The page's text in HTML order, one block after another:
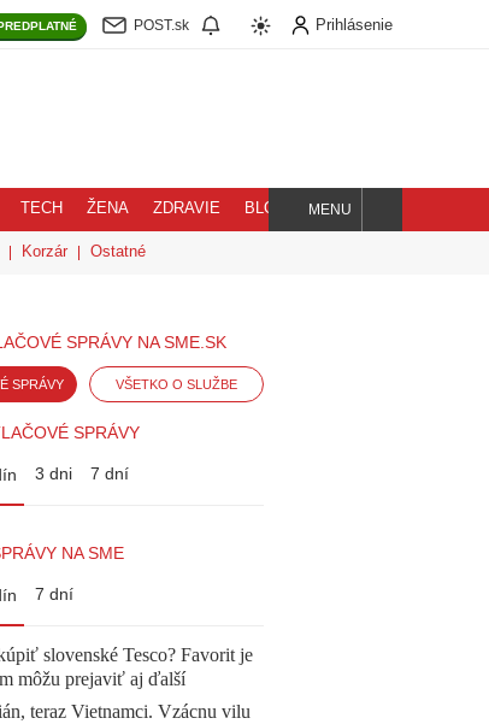
POST.sk Prihlásenie
TECH ŽENA ZDRAVIE BLOG
Hľadaj
MENU
Korzár Ostatné
SPRÁVY NA SME.SK
SPRÁVY VŠETKO O SLUŽBE
SPRÁVY
3 dni 7 dní
NA SME
7 dní
slovenské Tesco? Favorit je
môžu prejaviť aj ďalší
teraz Vietnamci. Vzácnu vilu